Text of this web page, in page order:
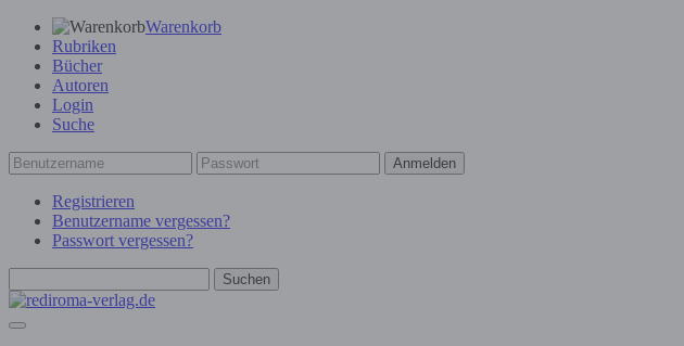
Warenkorb
Rubriken
Bücher
Autoren
Login
Suche
Anmelden
Registrieren
Benutzername vergessen?
Passwort vergessen?
Suchen